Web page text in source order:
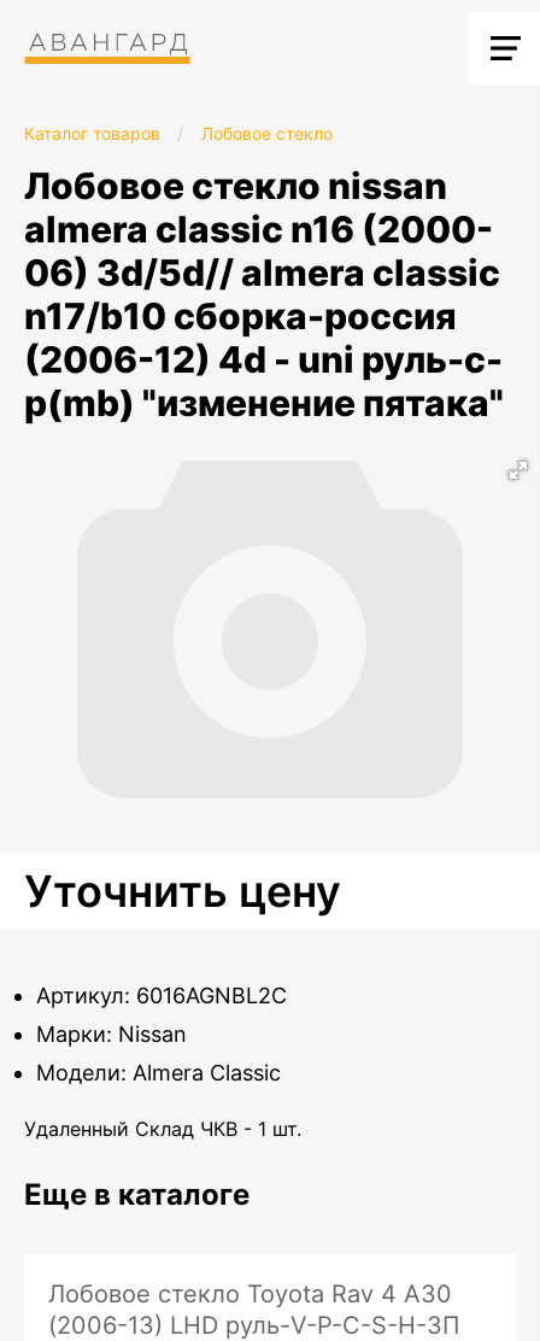
Каталог товаров / Лобовое стекло
лобовое стекло nissan
almera classic n16 (2000-
06) 3d/5d// almera classic
n17/b10 сборка-россия
(2006-12) 4d - uni руль-c-
p(mb) "изменение пятака"
Уточнить цену
Артикул: 6016AGNBL2C
Марки: Nissan
Модели: Almera Classic
Удаленный Склад ЧКВ - 1 шт.
Еще в каталоге
Лобовое стекло Toyota Rav 4 A30
(2006-13) LHD руль-V-P-C-S-H-ЗП